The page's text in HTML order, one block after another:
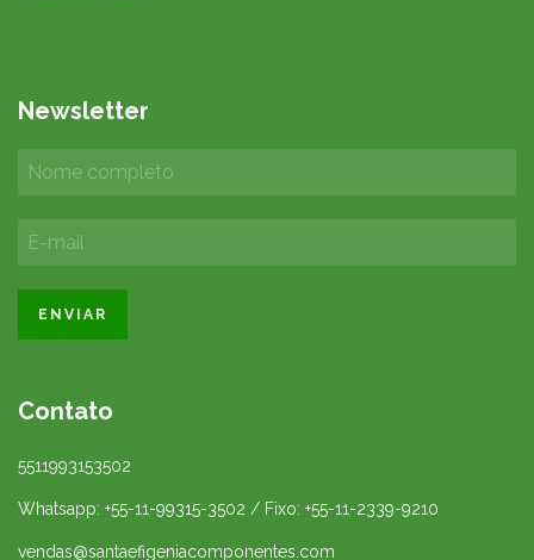
Newsletter
Contato
5511993153502
Whatsapp: +55-11-99315-3502 / Fixo: +55-11-2339-9210
vendas@santaefigeniacomponentes.com